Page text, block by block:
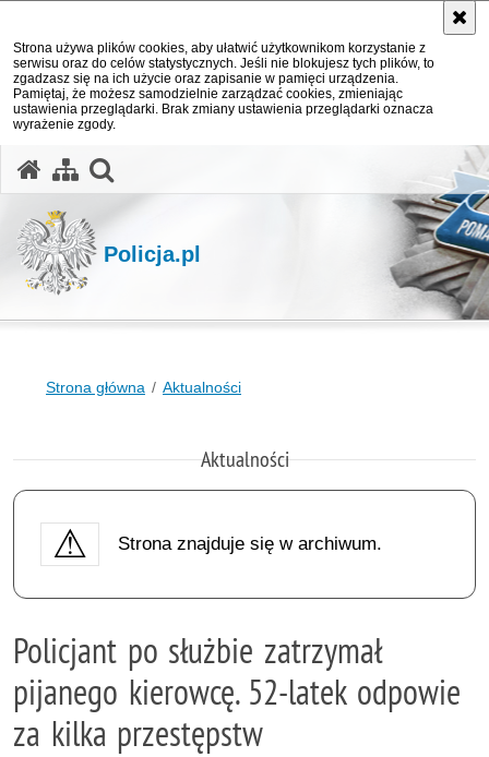
Strona używa plików cookies, aby ułatwić użytkownikom korzystanie z
serwisu oraz do celów statystycznych. Jeśli nie blokujesz tych plików, to
zgadzasz się na ich użycie oraz zapisanie w pamięci urządzenia.
Pamiętaj, że możesz samodzielnie zarządzać cookies, zmieniając
ustawienia przeglądarki. Brak zmiany ustawienia przeglądarki oznacza
wyrażenie zgody.
Policja.pl
Strona główna Aktualności
Aktualności
Strona znajduje się w archiwum.
Policjant po służbie zatrzymał
pijanego kierowcę. 52-latek odpowie
za kilka przestępstw